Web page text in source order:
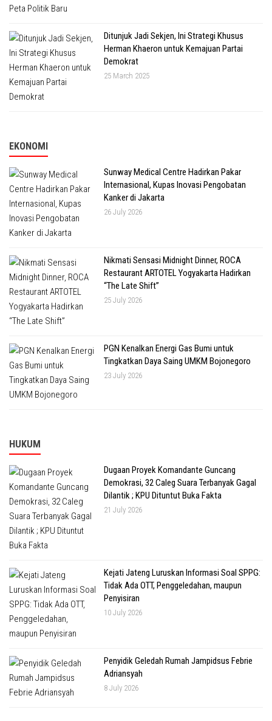
Ditunjuk Jadi Sekjen, Ini Strategi Khusus
Herman Khaeron untuk Kemajuan Partai
Demokrat
25 March 2025
EKONOMI
Sunway Medical Centre Hadirkan Pakar
Internasional, Kupas Inovasi Pengobatan
Kanker di Jakarta
26 July 2026
Nikmati Sensasi Midnight Dinner, ROCA
Restaurant ARTOTEL Yogyakarta Hadirkan
“The Late Shift”
25 July 2026
PGN Kenalkan Energi Gas Bumi untuk
Tingkatkan Daya Saing UMKM Bojonegoro
23 July 2026
HUKUM
Dugaan Proyek Komandante Guncang
Demokrasi, 32 Caleg Suara Terbanyak Gagal
Dilantik ; KPU Dituntut Buka Fakta
21 July 2026
Kejati Jateng Luruskan Informasi Soal SPPG:
Tidak Ada OTT, Penggeledahan, maupun
Penyisiran
10 July 2026
Penyidik Geledah Rumah Jampidsus Febrie
Adriansyah
8 July 2026